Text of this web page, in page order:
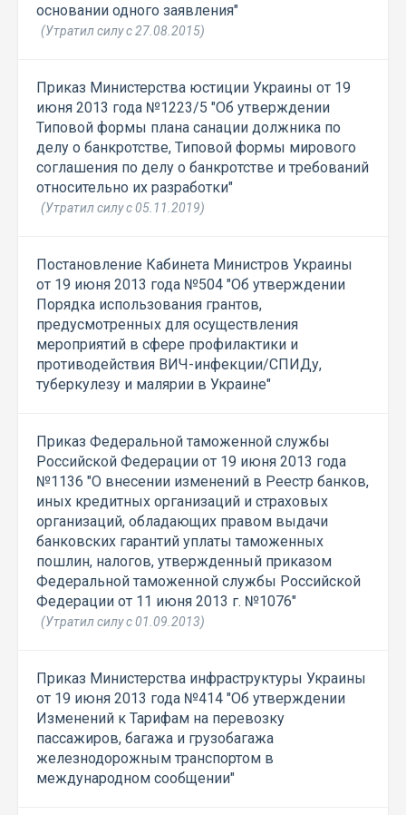
основании одного заявления"
(Утратил силу с 27.08.2015)
Приказ Министерства юстиции Украины от 19
июня 2013 года №1223/5 "Об утверждении
Типовой формы плана санации должника по
делу о банкротстве, Типовой формы мирового
соглашения по делу о банкротстве и требований
относительно их разработки"
(Утратил силу с 05.11.2019)
Постановление Кабинета Министров Украины
от 19 июня 2013 года №504 "Об утверждении
Порядка использования грантов,
предусмотренных для осуществления
мероприятий в сфере профилактики и
противодействия ВИЧ-инфекции/СПИДу,
туберкулезу и малярии в Украине"
Приказ Федеральной таможенной службы
Российской Федерации от 19 июня 2013 года
№1136 "О внесении изменений в Реестр банков,
иных кредитных организаций и страховых
организаций, обладающих правом выдачи
банковских гарантий уплаты таможенных
пошлин, налогов, утвержденный приказом
Федеральной таможенной службы Российской
Федерации от 11 июня 2013 г. №1076"
(Утратил силу с 01.09.2013)
Приказ Министерства инфраструктуры Украины
от 19 июня 2013 года №414 "Об утверждении
Изменений к Тарифам на перевозку
пассажиров, багажа и грузобагажа
железнодорожным транспортом в
международном сообщении"